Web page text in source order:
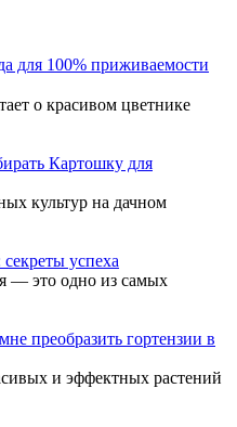
для 100% приживаемости
о красивом цветнике
Картошку для
культур на дачном
успеха
— это одно из самых
преобразить гортензии в
и эффектных растений